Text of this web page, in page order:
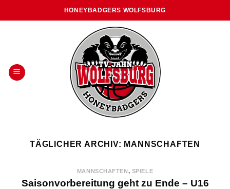
to
HONEYBADGERS WOLFSBURG
TÄGLICHER ARCHIV: MANNSCHAFTEN
MANNSCHAFTEN, SPIELE
Saisonvorbereitung geht zu Ende – U16